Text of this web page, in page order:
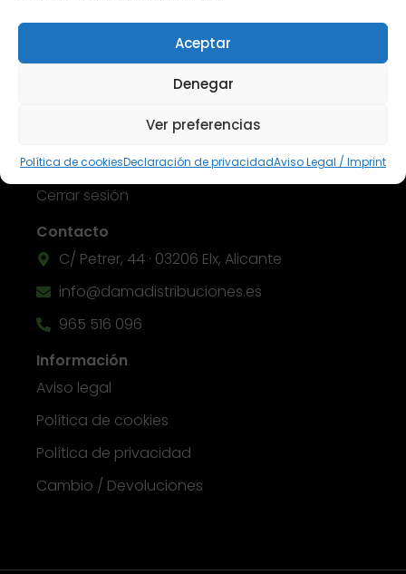
Aceptar
Denegar
Ver preferencias
Política de cookiesDeclaración de privacidadAviso Legal / Imprint
Mi cuenta
Mis direcciones
Cerrar sesión
Contacto
C/ Petrer, 44 · 03206 Elx, Alicante
info@damadistribuciones.es
965 516 096
Información
Aviso legal
Política de cookies
Política de privacidad
Cambio / Devoluciones